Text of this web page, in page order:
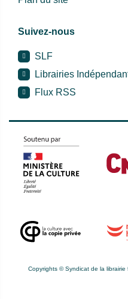
Suivez-nous
SLF
Librairies
Flux RSS
Copyrights © Syndicat de la librairie